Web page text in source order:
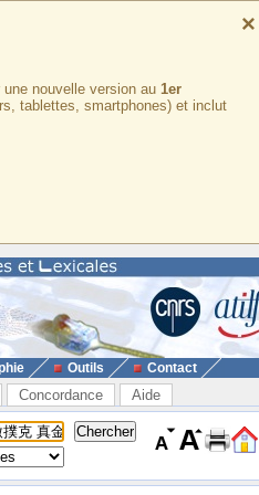
×
nouvelle version au 1er
tablettes, smartphones) et inclut
Outils Contact
Concordance Aide